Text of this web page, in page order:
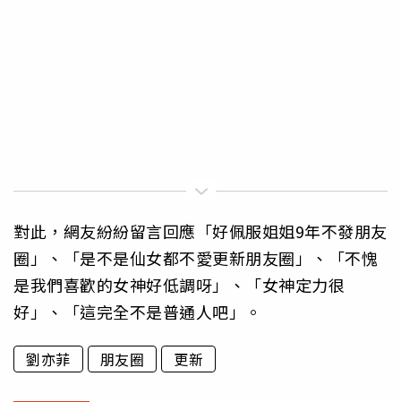
對此，網友紛紛留言回應「好佩服姐姐9年不發朋友
圈」、「是不是仙女都不愛更新朋友圈」、「不愧
是我們喜歡的女神好低調呀」、「女神定力很
好」、「這完全不是普通人吧」。
劉亦菲 朋友圈 更新